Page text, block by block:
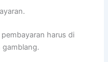
harus di
gamblang.